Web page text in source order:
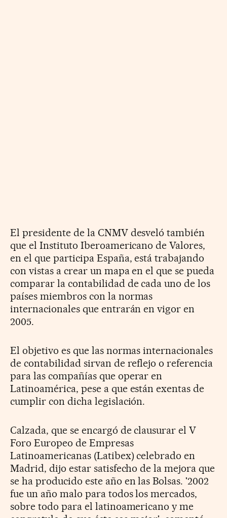
El presidente de la CNMV desveló también
que el Instituto Iberoamericano de Valores,
en el que participa España, está trabajando
con vistas a crear un mapa en el que se pueda
comparar la contabilidad de cada uno de los
países miembros con la normas
internacionales que entrarán en vigor en
2005.
El objetivo es que las normas internacionales
de contabilidad sirvan de reflejo o referencia
para las compañías que operar en
Latinoamérica, pese a que están exentas de
cumplir con dicha legislación.
Calzada, que se encargó de clausurar el V
Foro Europeo de Empresas
Latinoamericanas (Latibex) celebrado en
Madrid, dijo estar satisfecho de la mejora que
se ha producido este año en las Bolsas. '2002
fue un año malo para todos los mercados,
sobre todo para el latinoamericano y me